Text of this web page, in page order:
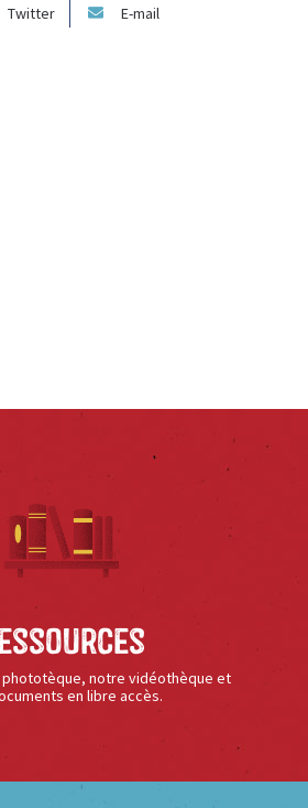
Twitter E-mail
notre vidéothèque et
en libre accès.